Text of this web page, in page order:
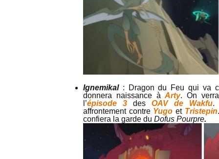
Ignemikal: Dragon du Feu qui va
donnera naissance àArty. On
l’épisode 3des OAV de Wakfu.
affrontement contre Yugoet Tristepin
confiera la garde du Dofus Pourpre.